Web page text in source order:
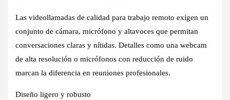
Las videollamadas de calidad para trabajo remoto exigen un
conjunto de cámara, micrófono y altavoces que permitan
conversaciones claras y nítidas. Detalles como una webcam
de alta resolución o micrófonos con reducción de ruido
marcan la diferencia en reuniones profesionales.
Diseño ligero y robusto